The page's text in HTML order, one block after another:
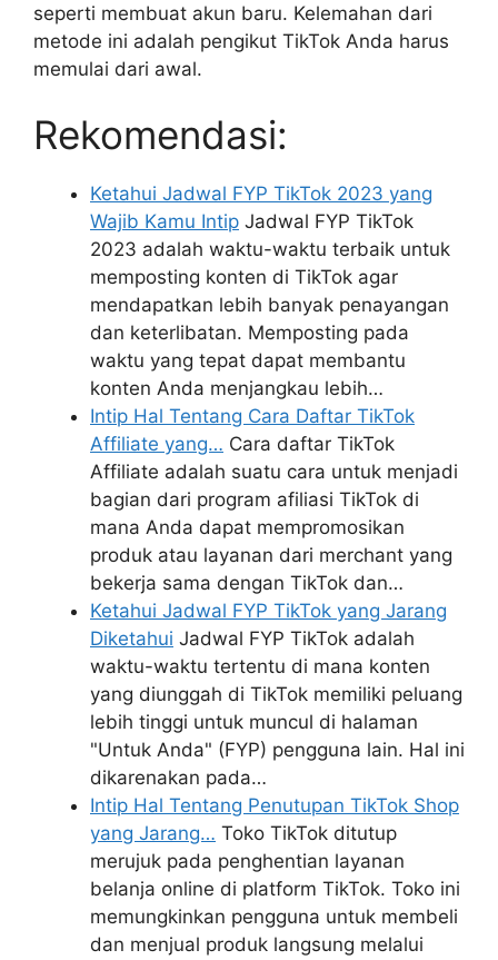
seperti membuat akun baru. Kelemahan dari
metode ini adalah pengikut TikTok Anda harus
memulai dari awal.
Rekomendasi:
Ketahui Jadwal FYP TikTok 2023 yang
Wajib Kamu Intip Jadwal FYP TikTok
2023 adalah waktu-waktu terbaik untuk
memposting konten di TikTok agar
mendapatkan lebih banyak penayangan
dan keterlibatan. Memposting pada
waktu yang tepat dapat membantu
konten Anda menjangkau lebih…
Intip Hal Tentang Cara Daftar TikTok
Affiliate yang… Cara daftar TikTok
Affiliate adalah suatu cara untuk menjadi
bagian dari program afiliasi TikTok di
mana Anda dapat mempromosikan
produk atau layanan dari merchant yang
bekerja sama dengan TikTok dan…
Ketahui Jadwal FYP TikTok yang Jarang
Diketahui Jadwal FYP TikTok adalah
waktu-waktu tertentu di mana konten
yang diunggah di TikTok memiliki peluang
lebih tinggi untuk muncul di halaman
"Untuk Anda" (FYP) pengguna lain. Hal ini
dikarenakan pada…
Intip Hal Tentang Penutupan TikTok Shop
yang Jarang… Toko TikTok ditutup
merujuk pada penghentian layanan
belanja online di platform TikTok. Toko ini
memungkinkan pengguna untuk membeli
dan menjual produk langsung melalui